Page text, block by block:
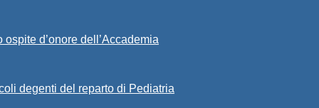
d’onore dell’Accademia
degenti del reparto di Pediatria